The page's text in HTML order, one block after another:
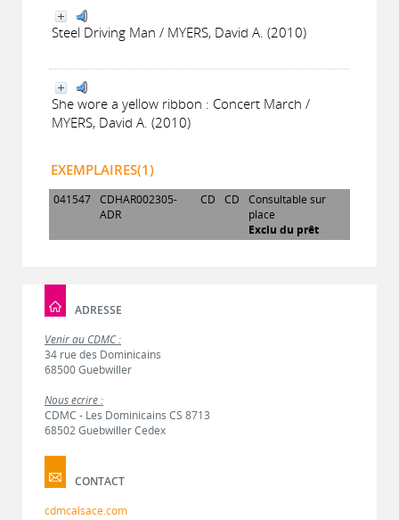
Steel Driving Man / MYERS, David A. (2010)
She wore a yellow ribbon : Concert March /
MYERS, David A. (2010)
EXEMPLAIRES(1)
041547 CDHAR002305-
ADR
CD CD
Consultable sur
place
Exclu du prêt
ADRESSE
Venir au CDMC :
34 rue des Dominicains
68500 Guebwiller
Nous écrire :
CDMC - Les Dominicains CS 8713
68502 Guebwiller Cedex
CONTACT
cdmcalsace.com